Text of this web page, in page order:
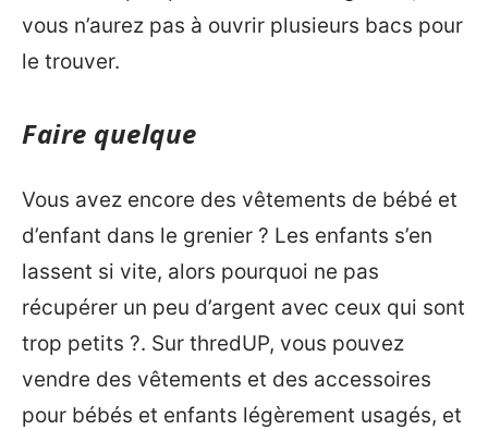
vous n’aurez pas à ouvrir plusieurs bacs pour
le trouver.
Faire quelque
Vous avez encore des vêtements de bébé et
d’enfant dans le grenier ? Les enfants s’en
lassent si vite, alors pourquoi ne pas
récupérer un peu d’argent avec ceux qui sont
trop petits ?. Sur thredUP, vous pouvez
vendre des vêtements et des accessoires
pour bébés et enfants légèrement usagés, et